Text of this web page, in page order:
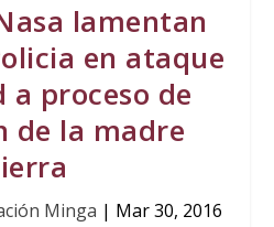
lamentan
en ataque
a proceso de
de la madre
Minga | Mar 30, 2016